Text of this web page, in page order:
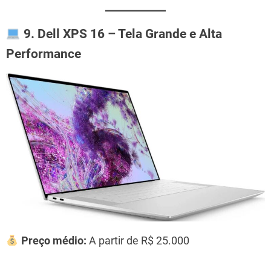
9. Dell XPS 16 – Tela Grande e Alta
Performance
Preço médio: A partir de R$ 25.000